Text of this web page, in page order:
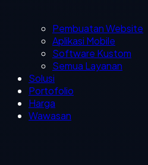
Pembuatan Website
Aplikasi Mobile
Software Kustom
Semua Layanan
Solusi
Portofolio
Harga
Wawasan